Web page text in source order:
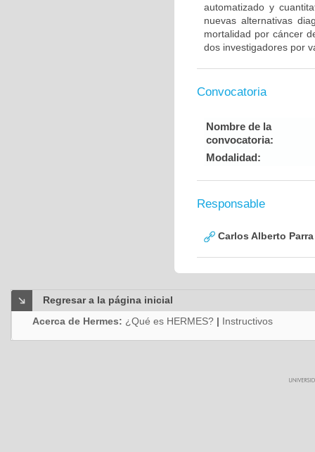
automatizado y
nuevas alternativas
mortalidad por cáncer
dos investigadores por
Convocatoria
Nombre de la
convocatoria:
Modalidad:
Responsable
Carlos Alberto
Regresar a la página inicial
Acerca de Hermes: ¿Qué es HERMES? | Instructivos